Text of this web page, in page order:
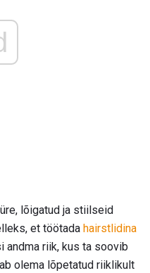
lõigatud ja stiilseid
et töötada hairstlidina
andma riik, kus ta soovib
olema lõpetatud riiklikult